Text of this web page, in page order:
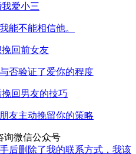
爱小三
能不能相信他。
回前女友
否验证了爱你的程度
回男友的技巧
友主动挽留你的策略
后删除了我的联系方式，我该